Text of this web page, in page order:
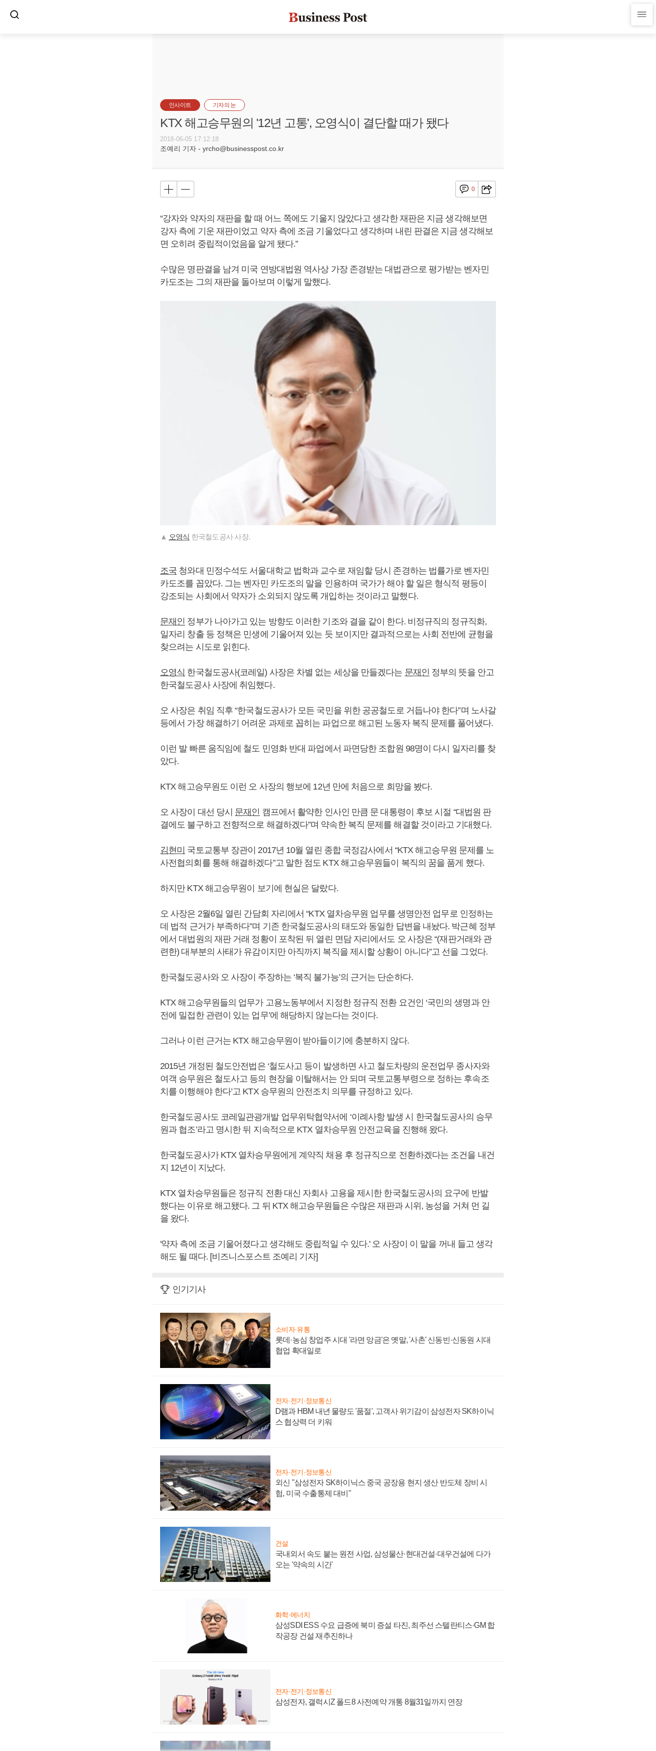
인사이트 기자의 눈
KTX 해고승무원의 '12년 고통', 오영식이 결단할 때가 됐다
2018-06-05 17:12:18
조예리 기자 - yrcho@businesspost.co.kr
0
“강자와 약자의 재판을 할 때 어느 쪽에도 기울지 않았다고 생각한 재판은 지금 생각해보면
강자 측에 기운 재판이었고 약자 측에 조금 기울었다고 생각하며 내린 판결은 지금 생각해보
면 오히려 중립적이었음을 알게 됐다.”
수많은 명판결을 남겨 미국 연방대법원 역사상 가장 존경받는 대법관으로 평가받는 벤자민
카도조는 그의 재판을 돌아보며 이렇게 말했다.
▲ 오영식 한국철도공사 사장.
조국 청와대 민정수석도 서울대학교 법학과 교수로 재임할 당시 존경하는 법률가로 벤자민
카도조를 꼽았다. 그는 벤자민 카도조의 말을 인용하며 국가가 해야 할 일은 형식적 평등이
강조되는 사회에서 약자가 소외되지 않도록 개입하는 것이라고 말했다.
문재인 정부가 나아가고 있는 방향도 이러한 기조와 결을 같이 한다. 비정규직의 정규직화,
일자리 창출 등 정책은 민생에 기울어져 있는 듯 보이지만 결과적으로는 사회 전반에 균형을
찾으려는 시도로 읽힌다.
오영식 한국철도공사(코레일) 사장은 차별 없는 세상을 만들겠다는 문재인 정부의 뜻을 안고
한국철도공사 사장에 취임했다.
오 사장은 취임 직후 “한국철도공사가 모든 국민을 위한 공공철도로 거듭나야 한다”며 노사갈
등에서 가장 해결하기 어려운 과제로 꼽히는 파업으로 해고된 노동자 복직 문제를 풀어냈다.
이런 발 빠른 움직임에 철도 민영화 반대 파업에서 파면당한 조합원 98명이 다시 일자리를 찾
았다.
KTX 해고승무원도 이런 오 사장의 행보에 12년 만에 처음으로 희망을 봤다.
오 사장이 대선 당시 문재인 캠프에서 활약한 인사인 만큼 문 대통령이 후보 시절 “대법원 판
결에도 불구하고 전향적으로 해결하겠다”며 약속한 복직 문제를 해결할 것이라고 기대했다.
김현미 국토교통부 장관이 2017년 10월 열린 종합 국정감사에서 “KTX 해고승무원 문제를 노
사전협의회를 통해 해결하겠다”고 말한 점도 KTX 해고승무원들이 복직의 꿈을 품게 했다.
하지만 KTX 해고승무원이 보기에 현실은 달랐다.
오 사장은 2월6일 열린 간담회 자리에서 “KTX 열차승무원 업무를 생명안전 업무로 인정하는
데 법적 근거가 부족하다”며 기존 한국철도공사의 태도와 동일한 답변을 내놨다. 박근혜 정부
에서 대법원의 재판 거래 정황이 포착된 뒤 열린 면담 자리에서도 오 사장은 “(재판거래와 관
련한) 대부분의 사태가 유감이지만 아직까지 복직을 제시할 상황이 아니다”고 선을 그었다.
한국철도공사와 오 사장이 주장하는 ‘복직 불가능’의 근거는 단순하다.
KTX 해고승무원들의 업무가 고용노동부에서 지정한 정규직 전환 요건인 ‘국민의 생명과 안
전에 밀접한 관련이 있는 업무’에 해당하지 않는다는 것이다.
그러나 이런 근거는 KTX 해고승무원이 받아들이기에 충분하지 않다.
2015년 개정된 철도안전법은 ‘철도사고 등이 발생하면 사고 철도차량의 운전업무 종사자와
여객 승무원은 철도사고 등의 현장을 이탈해서는 안 되며 국토교통부령으로 정하는 후속조
치를 이행해야 한다’고 KTX 승무원의 안전조치 의무를 규정하고 있다.
한국철도공사도 코레일관광개발 업무위탁협약서에 ‘이례사항 발생 시 한국철도공사의 승무
원과 협조’라고 명시한 뒤 지속적으로 KTX 열차승무원 안전교육을 진행해 왔다.
한국철도공사가 KTX 열차승무원에게 계약직 채용 후 정규직으로 전환하겠다는 조건을 내건
지 12년이 지났다.
KTX 열차승무원들은 정규직 전환 대신 자회사 고용을 제시한 한국철도공사의 요구에 반발
했다는 이유로 해고됐다. 그 뒤 KTX 해고승무원들은 수많은 재판과 시위, 농성을 거쳐 먼 길
을 왔다.
'약자 측에 조금 기울어졌다고 생각해도 중립적일 수 있다.' 오 사장이 이 말을 꺼내 들고 생각
해도 될 때다. [비즈니스포스트 조예리 기자]
인기기사
소비자·유통
롯데·농심 창업주 시대 '라면 앙금'은 옛말, '사촌' 신동빈·신동원 시대
협업 확대일로
전자·전기·정보통신
D램과 HBM 내년 물량도 '품절', 고객사 위기감이 삼성전자 SK하이닉
스 협상력 더 키워
전자·전기·정보통신
외신 "삼성전자 SK하이닉스 중국 공장용 현지 생산 반도체 장비 시
험, 미국 수출통제 대비"
건설
국내외서 속도 붙는 원전 사업, 삼성물산·현대건설·대우건설에 다가
오는 '약속의 시간'
화학·에너지
삼성SDI ESS 수요 급증에 북미 증설 타진, 최주선 스텔란티스·GM 합
작공장 건설 재추진하나
전자·전기·정보통신
삼성전자, 갤럭시Z 폴드8 사전예약 개통 8월31일까지 연장